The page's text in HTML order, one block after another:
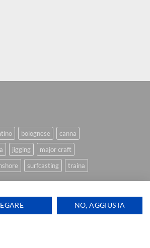
bolognese
canna
jigging
major craft
surfcasting
traina
NO, AGGIUSTA